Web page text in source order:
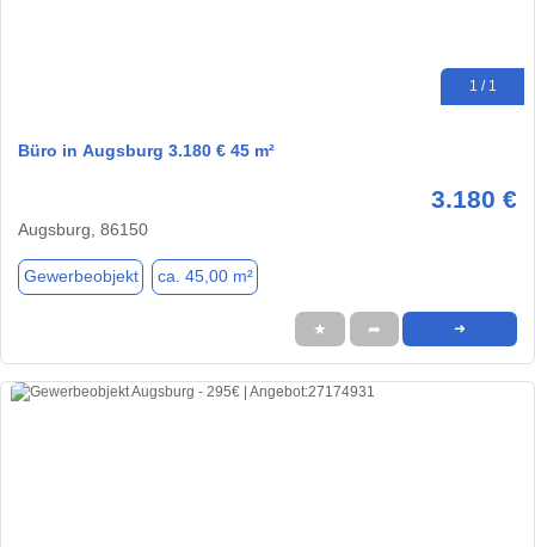
1 / 1
Büro in Augsburg 3.180 € 45 m²
3.180 €
Augsburg, 86150
Gewerbeobjekt ca. 45,00 m²
★ ➦ ➜